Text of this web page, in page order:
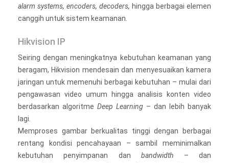
alarm systems, encoders, decoders, hingga berbagai elemen
canggih untuk sistem keamanan.
Hikvision IP
Seiring dengan meningkatnya kebutuhan keamanan yang
beragam, Hikvision mendesain dan menyesuaikan kamera
jaringan untuk memenuhi berbagai kebutuhan – mulai dari
pengawasan video umum hingga analisis konten video
berdasarkan algoritme Deep Learning – dan lebih banyak
lagi.
Memproses gambar berkualitas tinggi dengan berbagai
rentang kondisi pencahayaan – sambil meminimalkan
kebutuhan penyimpanan danbandwidth – dan